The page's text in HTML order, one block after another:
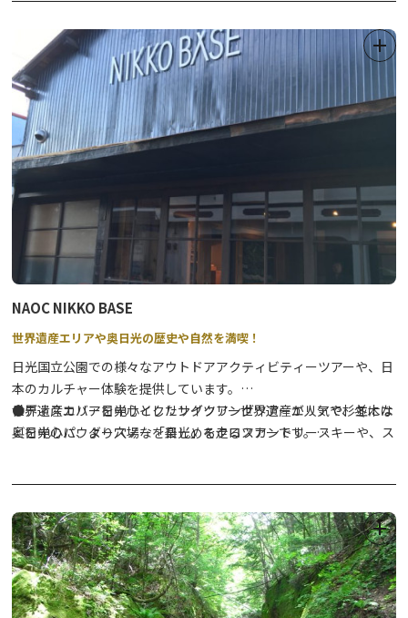
します)
●シャトルバス※令和8(2026)年はシャトルバスの運行はございま
せんので、予めご了承ください。
◆春爛漫 さくら幸せぐるめ◆(鬼怒川温泉・川治温泉・三依エリ
ア)
この時期限定の幸せメニューをご堪能いただけます。
詳細は「オニうま！ぐるめガイド」→
こちらをクリック！
NAOC NIKKO BASE
世界遺産エリアや奥日光の歴史や自然を満喫！
日光国立公園での様々なアウトドアアクティビティーツアーや、日
本のカルチャー体験を提供しています。
世界遺産エリアを中心としたサイクリングツアーが人気で、冬には
奥日光のパウダースノーを楽しめるクロスカントリースキーや、ス
●ディスカバー日光サイクリングツアー世界遺産エリアや杉並木な
どを中心に、より穴場な「日光」を走るツアーです。
育まれた里山の風景を、E-BIKEに乗って楽しく巡るツアーです。
⇒詳細はこちら
●雲竜渓谷スノートレッキングNAOCのトレッキングツアーで一番
人気のあるツアーです。※健脚向き